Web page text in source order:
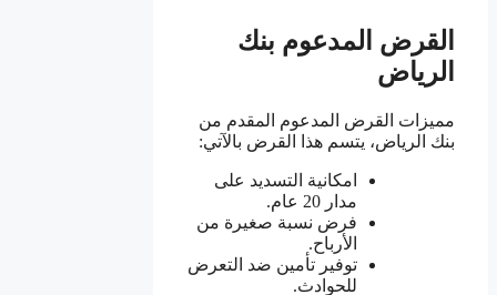
القرض المدعوم بنك
الرياض
مميزات القرض المدعوم المقدم من
بنك الرياض، يتسم هذا القرض بالآتي:
امكانية التسديد على
مدار 20 عام.
فرض نسبة صغيرة من
الأرباح.
توفير تأمين ضد التعرض
للحوادث.